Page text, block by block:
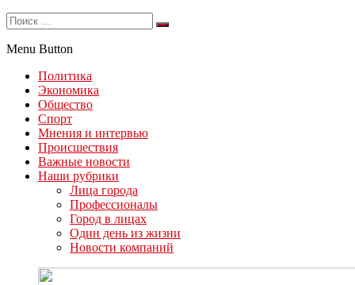
Menu Button
Политика
Экономика
Общество
Спорт
Мнения и интервью
Происшествия
Важные новости
Наши рубрики
Лица города
Профессионалы
Город в лицах
Один день из жизни
Новости компаний